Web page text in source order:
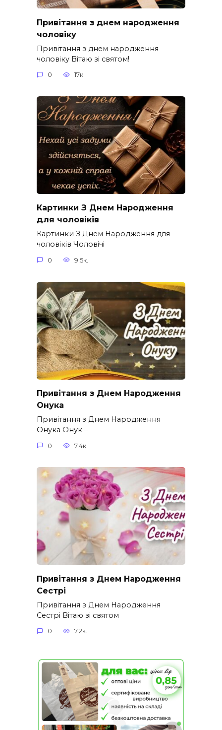
Привітання з днем народження
чоловіку
Привітання з днем народження
чоловіку Вітаю зі святом!
0 17к.
Картинки З Днем Народження
для чоловіків​
Картинки З Днем Народження для
чоловіків​ Чоловічі
0 9.5к.
Привітання з Днем Народження
Онука
Привітання з Днем Народження
Онука Онук –
0 7.4к.
Привітання з Днем Народження
Сестрі
Привітання з Днем Народження
Сестрі Вітаю зі святом
0 7.2к.